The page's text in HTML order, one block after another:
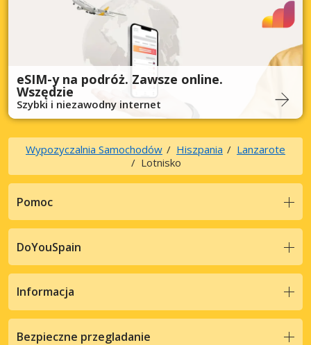
eSIM-y na podróż. Zawsze online.
Wszędzie
Szybki i niezawodny internet
Wypozyczalnia Samochodów Hiszpania
Lanzarote
Lotnisko
Pomoc
DoYouSpain
Informacja
Bezpieczne przegladanie